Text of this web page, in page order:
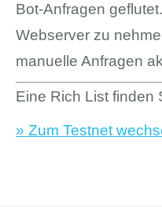
Bot-Anfragen
Webserver zu
manuelle Anfragen
Eine Rich List finden
» Zum Testnet